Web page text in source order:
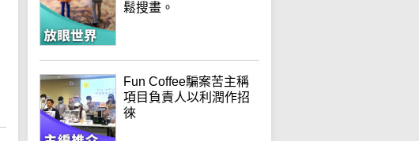
鬆搜畫。
Fun Coffee騙案苦主稱
項目負責人以利潤作招
徠